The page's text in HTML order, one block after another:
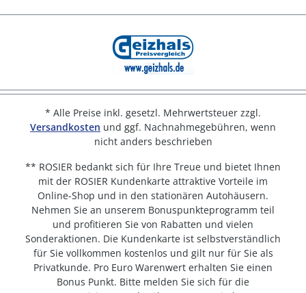
* Alle Preise inkl. gesetzl. Mehrwertsteuer zzgl.
Versandkosten und ggf. Nachnahmegebühren, wenn
nicht anders beschrieben
** ROSIER bedankt sich für Ihre Treue und bietet Ihnen
mit der ROSIER Kundenkarte attraktive Vorteile im
Online-Shop und in den stationären Autohäusern.
Nehmen Sie an unserem Bonuspunkteprogramm teil
und profitieren Sie von Rabatten und vielen
Sonderaktionen. Die Kundenkarte ist selbstverständlich
für Sie vollkommen kostenlos und gilt nur für Sie als
Privatkunde. Pro Euro Warenwert erhalten Sie einen
Bonus Punkt. Bitte melden Sie sich für die